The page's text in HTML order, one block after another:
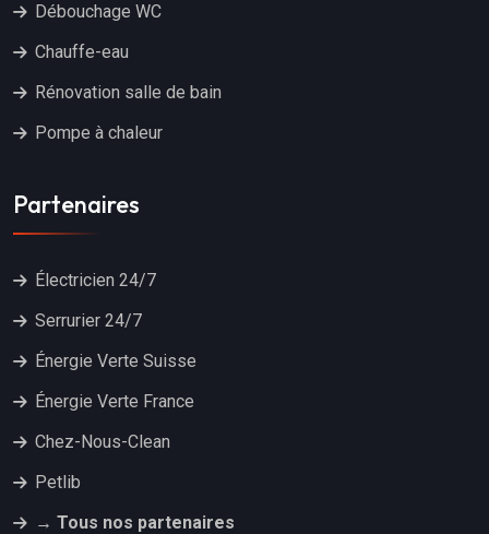
Débouchage WC
Chauffe-eau
Rénovation salle de bain
Pompe à chaleur
Partenaires
Électricien 24/7
Serrurier 24/7
Énergie Verte Suisse
Énergie Verte France
Chez-Nous-Clean
Petlib
→ Tous nos partenaires